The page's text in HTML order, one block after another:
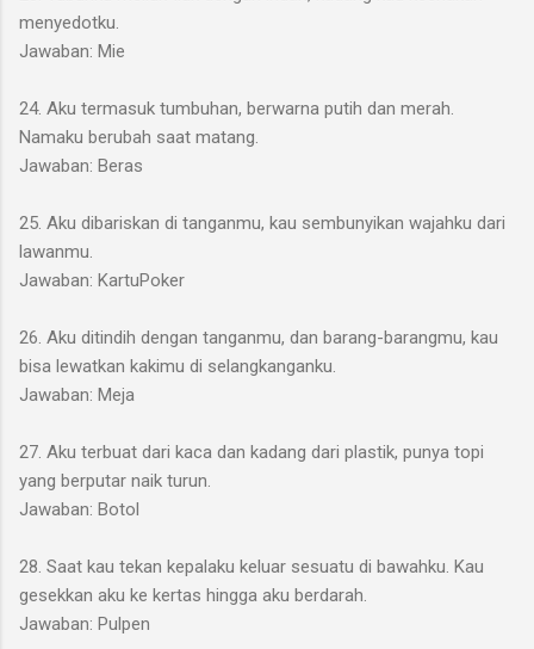
menyedotku.
Jawaban: Mie
24. Aku termasuk tumbuhan, berwarna putih dan merah.
Namaku berubah saat matang.
Jawaban: Beras
25. Aku dibariskan di tanganmu, kau sembunyikan wajahku dari
lawanmu.
Jawaban: KartuPoker
26. Aku ditindih dengan tanganmu, dan barang-barangmu, kau
bisa lewatkan kakimu di selangkanganku.
Jawaban: Meja
27. Aku terbuat dari kaca dan kadang dari plastik, punya topi
yang berputar naik turun.
Jawaban: Botol
28. Saat kau tekan kepalaku keluar sesuatu di bawahku. Kau
gesekkan aku ke kertas hingga aku berdarah.
Jawaban: Pulpen